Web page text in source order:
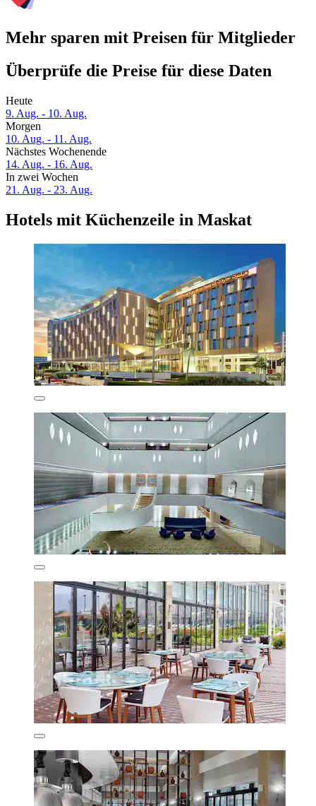
Mehr sparen mit Preisen für Mitglieder
Überprüfe die Preise für diese Daten
Heute
9. Aug. - 10. Aug.
Morgen
10. Aug. - 11. Aug.
Nächstes Wochenende
14. Aug. - 16. Aug.
In zwei Wochen
21. Aug. - 23. Aug.
Hotels mit Küchenzeile in Maskat